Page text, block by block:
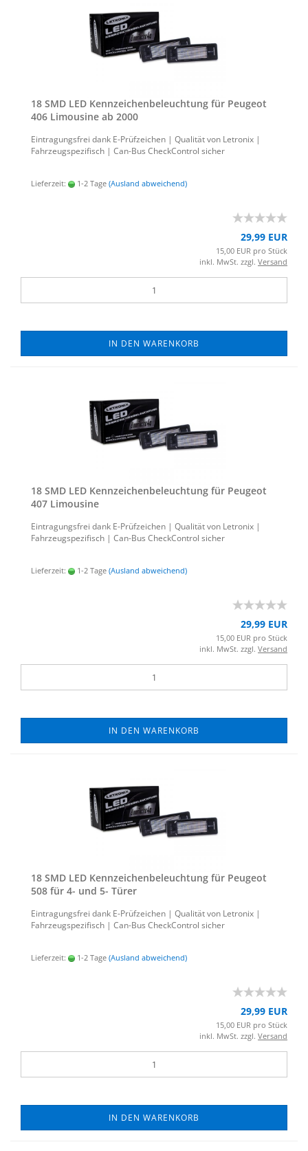
18 SMD LED Kenn­zei­chen­be­leuch­tung für Peu­geot
406 Li­mou­si­ne ab 2000
Ein­tra­gungs­frei dank E-​Prüfzeichen | Qua­li­tät von Le­tro­nix |
Fahr­zeug­spe­zi­fisch | Can-​Bus Check­Con­trol si­cher
Lieferzeit: 1-2 Tage (Ausland abweichend)
29,99 EUR
15,00 EUR pro Stück
inkl. MwSt. zzgl. Versand
IN DEN WARENKORB
18 SMD LED Kenn­zei­chen­be­leuch­tung für Peu­geot
407 Li­mou­si­ne
Ein­tra­gungs­frei dank E-​Prüfzeichen | Qua­li­tät von Le­tro­nix |
Fahr­zeug­spe­zi­fisch | Can-​Bus Check­Con­trol si­cher
Lieferzeit: 1-2 Tage (Ausland abweichend)
29,99 EUR
15,00 EUR pro Stück
inkl. MwSt. zzgl. Versand
IN DEN WARENKORB
18 SMD LED Kenn­zei­chen­be­leuch­tung für Peu­geot
508 für 4- und 5- Türer
Ein­tra­gungs­frei dank E-​Prüfzeichen | Qua­li­tät von Le­tro­nix |
Fahr­zeug­spe­zi­fisch | Can-​Bus Check­Con­trol si­cher
Lieferzeit: 1-2 Tage (Ausland abweichend)
29,99 EUR
15,00 EUR pro Stück
inkl. MwSt. zzgl. Versand
IN DEN WARENKORB